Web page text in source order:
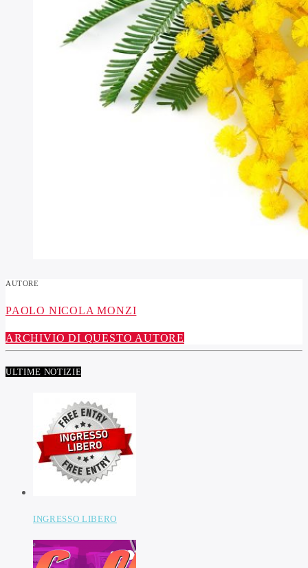
AUTORE
PAOLO NICOLA MONZI
ARCHIVIO DI QUESTO AUTORE
ULTIME NOTIZIE
INGRESSO LIBERO